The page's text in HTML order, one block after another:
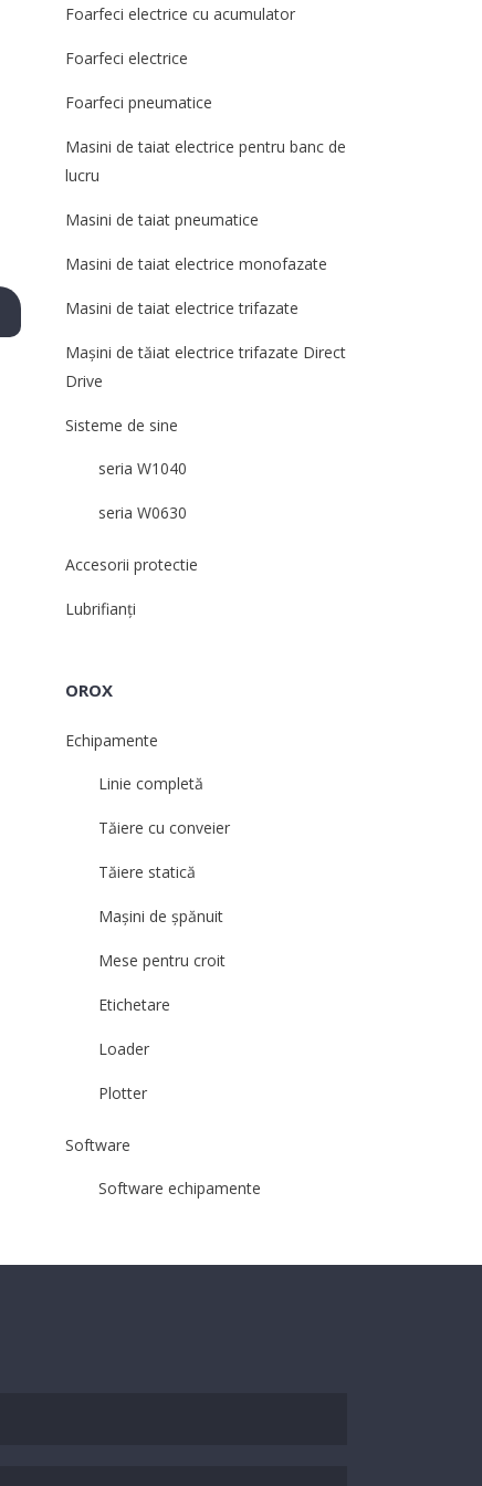
Foarfeci electrice cu acumulator
Foarfeci electrice
Foarfeci pneumatice
Masini de taiat electrice pentru banc de
lucru
Masini de taiat pneumatice
Masini de taiat electrice monofazate
Masini de taiat electrice trifazate
Mașini de tăiat electrice trifazate Direct
Drive
Sisteme de sine
seria W1040
seria W0630
Accesorii protectie
Lubrifianți
OROX
Echipamente
Linie completă
Tăiere cu conveier
Tăiere statică
Mașini de șpănuit
Mese pentru croit
Etichetare
Loader
Plotter
Software
Software echipamente